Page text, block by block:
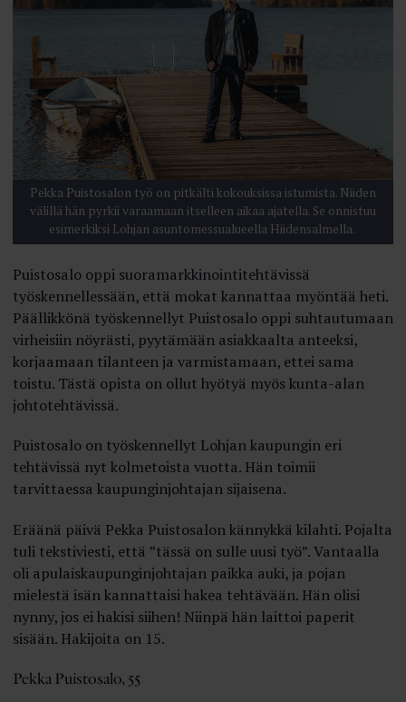
Pekka Puistosalon työ on pitkälti kokouksissa istumista. Niiden
välillä hän pyrkii varaamaan itselleen aikaa ajatella. Se onnistuu
esimerkiksi Lohjan asuntomessualueella Hiidensalmella.
Puistosalo oppi suoramarkkinointitehtävissä
työskennellessään, että mokat kannattaa myöntää heti.
Päällikkönä työskennellyt Puistosalo oppi suhtautumaan
virheisiin nöyrästi, pyytämään asiakkaalta anteeksi,
korjaamaan tilanteen ja varmistamaan, ettei sama
toistu. Tästä opista on ollut hyötyä myös kunta-alan
johtotehtävissä.
Puistosalo on työskennellyt Lohjan kaupungin eri
tehtävissä nyt kolmetoista vuotta. Hän toimii
tarvittaessa kaupunginjohtajan sijaisena.
Eräänä päivä Pekka Puistosalon kännykkä kilahti. Pojalta
tuli tekstiviesti, että ”tässä on sulle uusi työ”. Vantaalla
oli apulaiskaupunginjohtajan paikka auki, ja pojan
mielestä isän kannattaisi hakea tehtävään. Hän olisi
nynny, jos ei hakisi siihen! Niinpä hän laittoi paperit
sisään. Hakijoita on 15.
Pekka Puistosalo, 55